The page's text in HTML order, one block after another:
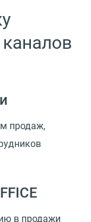
продаж,
в продажи